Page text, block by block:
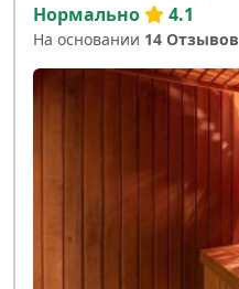
Нормально 4.1
На основании 14 Отзывов